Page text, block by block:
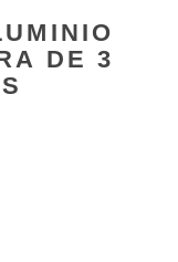
DE 3